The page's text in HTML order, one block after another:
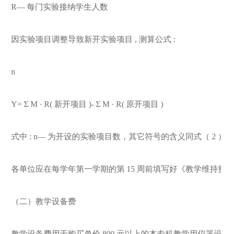
R— 每门实验接纳学生人数
因实验项目调整导致新开实验项目 , 测算公式 :
n
Y= Σ M · R( 新开项目 )- Σ M · R( 原开项目 )
式中 : n— 为开设的实验项目数，其它符号的含义同式（ 2
各单位应在每学年第一学期的第 15 周前填写好《教学维持
（二）教学设备费